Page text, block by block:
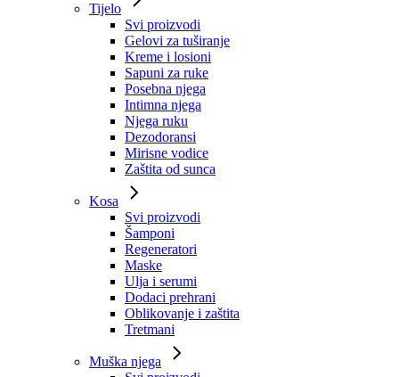
Tijelo
Svi proizvodi
Gelovi za tuširanje
Kreme i losioni
Sapuni za ruke
Posebna njega
Intimna njega
Njega ruku
Dezodoransi
Mirisne vodice
Zaštita od sunca
Kosa
Svi proizvodi
Šamponi
Regeneratori
Maske
Ulja i serumi
Dodaci prehrani
Oblikovanje i zaštita
Tretmani
Muška njega